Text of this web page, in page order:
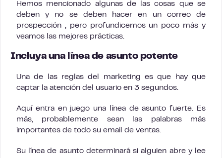
Hemos mencionado algunas de las cosas que se
deben y no se deben hacer en un correo de
prospección , pero profundicemos un poco más y
veamos las mejores prácticas.
Incluya una línea de asunto potente
Una de las reglas del marketing es que hay que
captar la atención del usuario en 3 segundos.
Aquí entra en juego una línea de asunto fuerte. Es
más, probablemente sean las palabras más
importantes de todo su email de ventas.
Su línea de asunto determinará si alguien abre y lee